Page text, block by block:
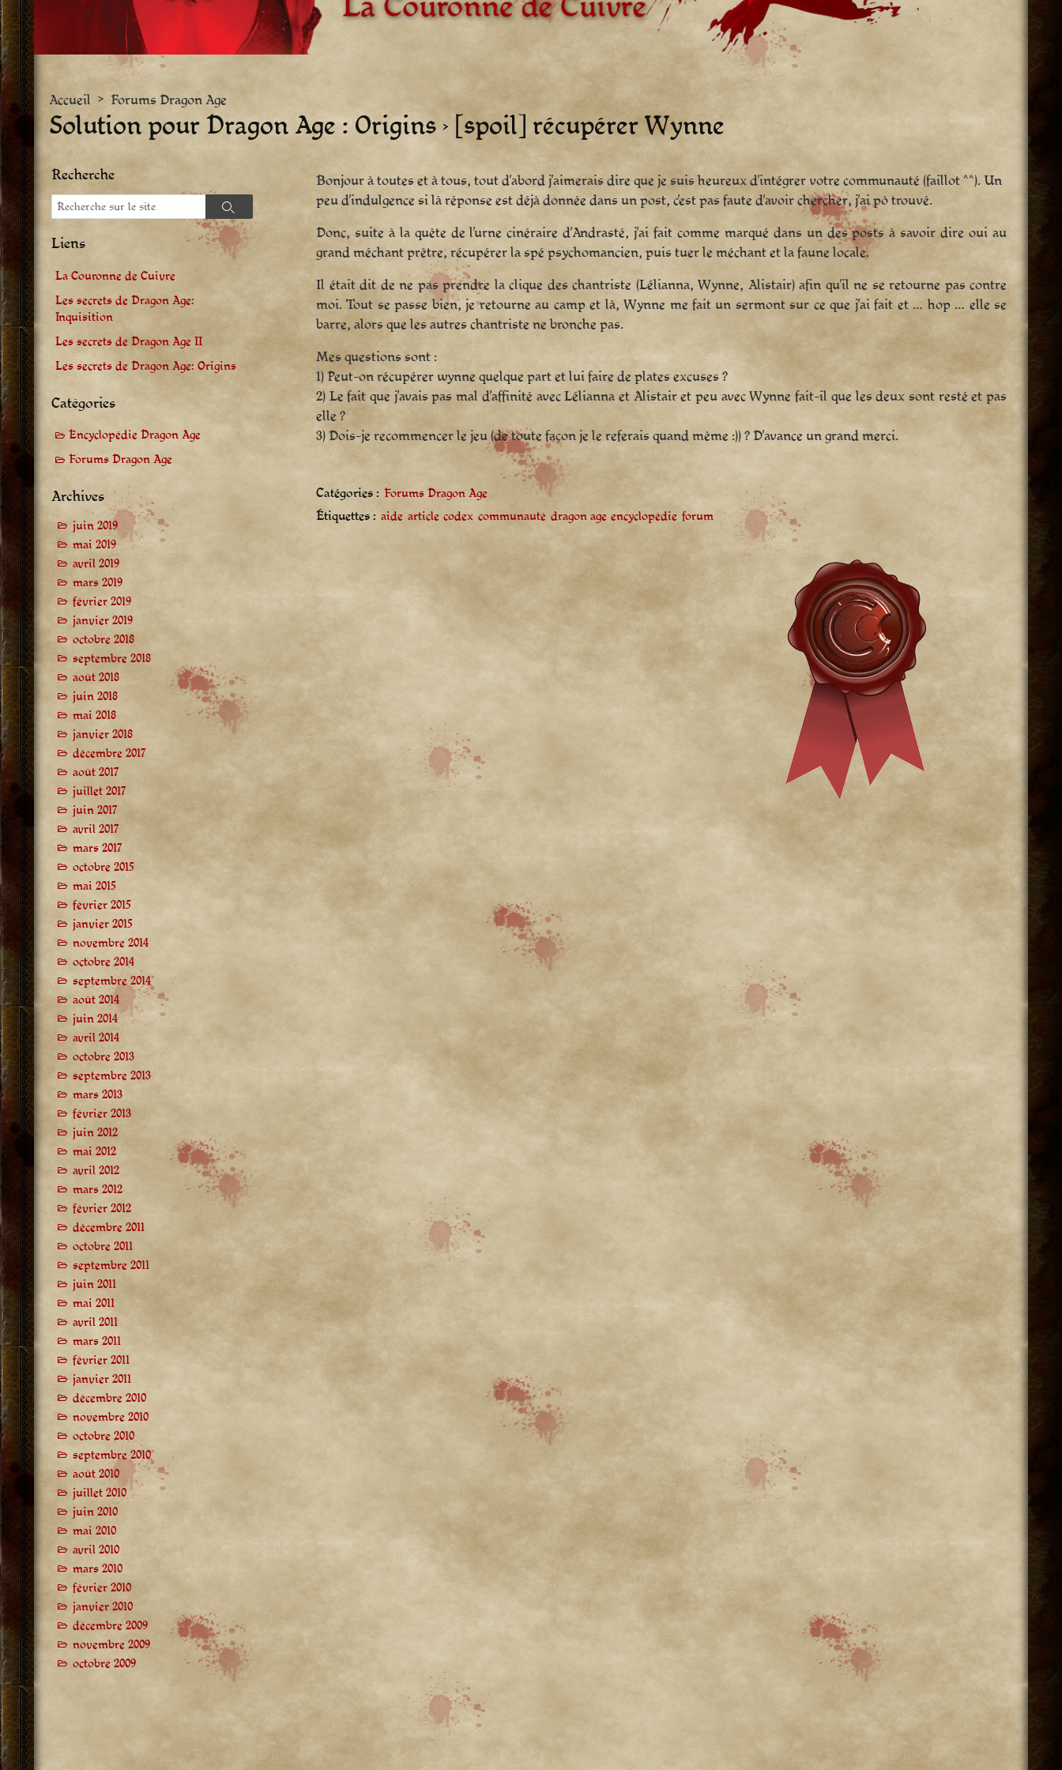
Accueil >Forums Dragon Age
Solution pour Dragon Age : Origins › [spoil] récupérer Wynne
Bonjour à toutes et à tous, tout d’abord j’aimerais dire que je suis heureux d’intégrer votre communauté (faillot ^^). Un
peu d’indulgence si là réponse est déjà donnée dans un post, c’est pas faute d’avoir chercher, j’ai pô trouvé.
Donc, suite à la quête de l’urne cinéraire d’Andrasté, j’ai fait comme marqué dans un des posts à savoir dire oui au
grand méchant prêtre, récupérer la spé psychomancien, puis tuer le méchant et la faune locale.
Il était dit de ne pas prendre la clique des chantriste (Lélianna, Wynne, Alistair) afin qu’il ne se retourne pas contre
moi. Tout se passe bien, je retourne au camp et là, Wynne me fait un sermont sur ce que j’ai fait et … hop … elle se
barre, alors que les autres chantriste ne bronche pas.
Mes questions sont :
1) Peut-on récupérer wynne quelque part et lui faire de plates excuses ?
2) Le fait que j’avais pas mal d’affinité avec Lélianna et Alistair et peu avec Wynne fait-il que les deux sont resté et pas
elle ?
3) Dois-je recommencer le jeu (de toute façon je le referais quand même :)) ? D’avance un grand merci.
Catégories : Forums Dragon Age
Étiquettes : aide article codex communauté dragon age encyclopédie forum
Recherche
Recherche
Recherche
Liens
La Couronne de Cuivre
Les secrets de Dragon Age:
Inquisition
Les secrets de Dragon Age II
Les secrets de Dragon Age: Origins
Catégories
Encyclopédie Dragon Age
Forums Dragon Age
Archives
juin 2019
mai 2019
avril 2019
mars 2019
février 2019
janvier 2019
octobre 2018
septembre 2018
août 2018
juin 2018
mai 2018
janvier 2018
décembre 2017
août 2017
juillet 2017
juin 2017
avril 2017
mars 2017
octobre 2015
mai 2015
février 2015
janvier 2015
novembre 2014
octobre 2014
septembre 2014
août 2014
juin 2014
avril 2014
octobre 2013
septembre 2013
mars 2013
février 2013
juin 2012
mai 2012
avril 2012
mars 2012
février 2012
décembre 2011
octobre 2011
septembre 2011
juin 2011
mai 2011
avril 2011
mars 2011
février 2011
janvier 2011
décembre 2010
novembre 2010
octobre 2010
septembre 2010
août 2010
juillet 2010
juin 2010
mai 2010
avril 2010
mars 2010
février 2010
janvier 2010
décembre 2009
novembre 2009
octobre 2009